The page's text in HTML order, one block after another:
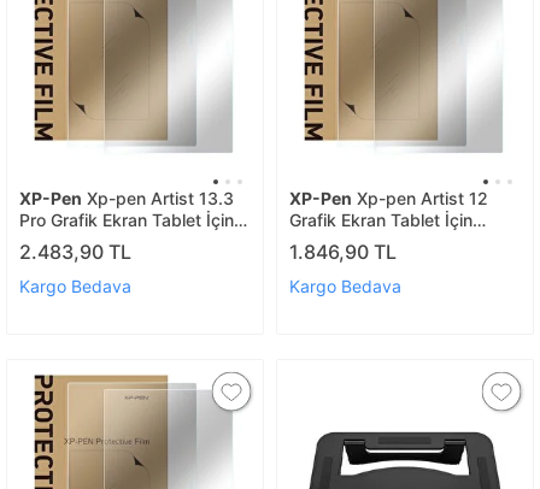
XP-Pen Xp-pen Artist 13.3
Pro Grafik Ekran Tablet İçin
Koruyucu Film 2 Adet
2.483,90 TL
Kargo Bedava
XP-Pen Xp-pen Artist 12
Grafik Ekran Tablet İçin
Koruyucu Film 2 Adet
1.846,90 TL
Kargo Bedava